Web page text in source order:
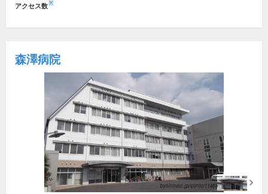
アクセス数※
森澤病院